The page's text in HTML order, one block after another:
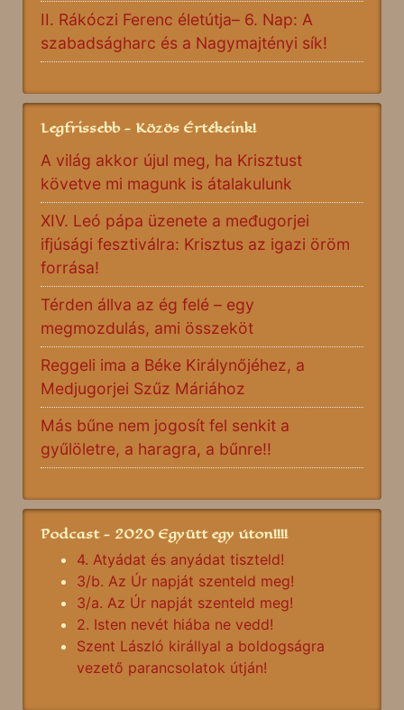
II. Rákóczi Ferenc életútja– 6. Nap: A
szabadságharc és a Nagymajtényi sík!
Legfrissebb - Közös Értékeink!
A világ akkor újul meg, ha Krisztust
követve mi magunk is átalakulunk
XIV. Leó pápa üzenete a međugorjei
ifjúsági fesztiválra: Krisztus az igazi öröm
forrása!
Térden állva az ég felé – egy
megmozdulás, ami összeköt
Reggeli ima a Béke Királynőjéhez, a
Medjugorjei Szűz Máriához
Más bűne nem jogosít fel senkit a
gyűlöletre, a haragra, a bűnre!!
Podcast - 2020 Együtt egy úton!!!!
4. Atyádat és anyádat tiszteld!
3/b. Az Úr napját szenteld meg!
3/a. Az Úr napját szenteld meg!
2. Isten nevét hiába ne vedd!
Szent László királlyal a boldogságra
vezető parancsolatok útján!